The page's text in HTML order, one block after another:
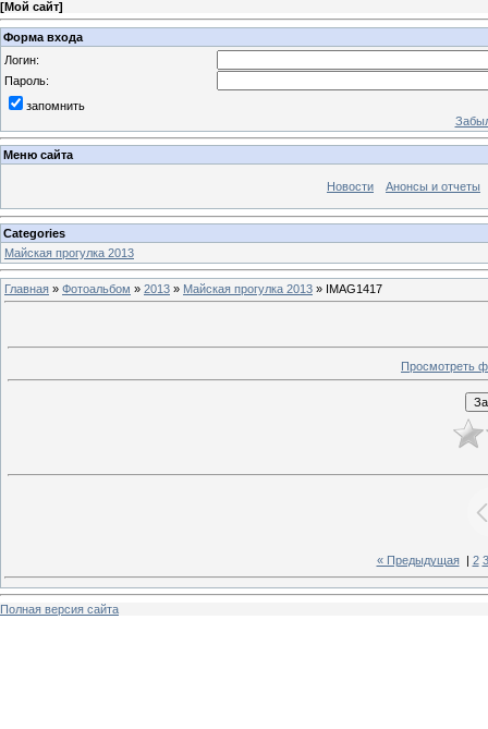
[Мой сайт]
Форма входа
Логин:
Пароль:
запомнить
Меню сайта
Новости Анонсы и отчеты
Categories
Майская прогулка 2013
Главная » Фотоальбом » 2013 » Майская прогулка 2013 » IMAG1417
Просмотреть
« Предыдущая| 2 3
Полная версия сайта